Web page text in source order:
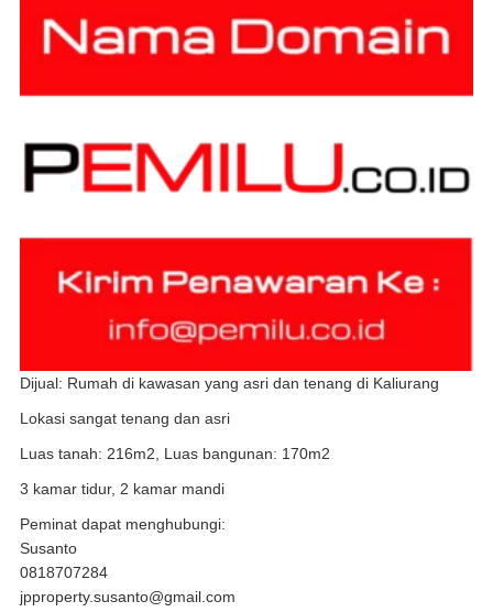
Dijual: Rumah di kawasan yang asri dan tenang di Kaliurang
Lokasi sangat tenang dan asri
Luas tanah: 216m2, Luas bangunan: 170m2
3 kamar tidur, 2 kamar mandi
Peminat dapat menghubungi:
Susanto
0818707284
jpproperty.susanto@gmail.com